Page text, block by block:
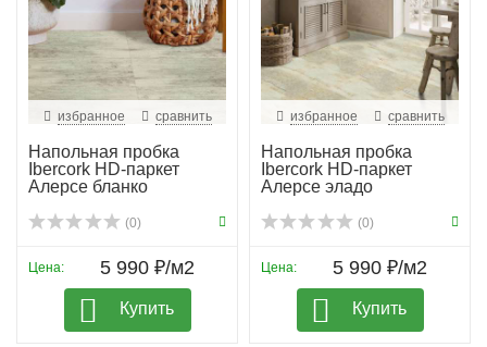
избранное сравнить
Напольная пробка
Ibercork HD-паркет
Алерсе бланко
(0)
Цена: 5 990 ₽/м2
Купить
избранное сравнить
Напольная пробка
Ibercork HD-паркет
Алерсе эладо
(0)
Цена: 5 990 ₽/м2
Купить